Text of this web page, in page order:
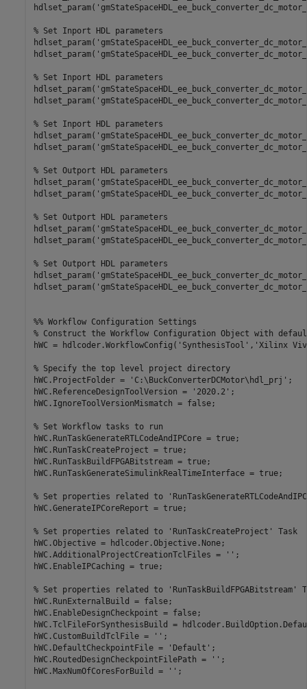
hdlset_param(
% Set Inport HDL parameters
hdlset_param(
hdlset_param(
% Set Inport HDL parameters
hdlset_param(
hdlset_param(
% Set Inport HDL parameters
hdlset_param(
hdlset_param(
% Set Outport HDL parameters
hdlset_param(
hdlset_param(
% Set Outport HDL parameters
hdlset_param(
hdlset_param(
% Set Outport HDL parameters
hdlset_param(
hdlset_param(
%% Workflow Configuration Settings
% Construct the Workflow Configuration Object with
hWC = hdlcoder.WorkflowConfig( 'SynthesisTool' , 'Xilinx
% Specify the top level project directory
hWC.ProjectFolder =
'C:\BuckConverterDCMotor\hdl_prj' ;
hWC.ReferenceDesignToolVersion =
'2020.2' ;
hWC.IgnoreToolVersionMismatch = false;
% Set Workflow tasks to run
hWC.RunTaskGenerateRTLCodeAndIPCore = true;
hWC.RunTaskCreateProject = true;
hWC.RunTaskBuildFPGABitstream = true;
hWC.RunTaskGenerateSimulinkRealTimeInterface = true;
% Set properties related to
hWC.GenerateIPCoreReport = true;
% Set properties related to 'RunTaskCreateProject' Task
hWC.Objective = hdlcoder.Objective.None;
hWC.AdditionalProjectCreationTclFiles =
'' ;
hWC.EnableIPCaching = true;
% Set properties related to 'RunTaskBuildFPGABitstream'
hWC.RunExternalBuild = false;
hWC.EnableDesignCheckpoint = false;
hWC.TclFileForSynthesisBuild =
hWC.CustomBuildTclFile =
'' ;
hWC.DefaultCheckpointFile =
'Default' ;
hWC.RoutedDesignCheckpointFilePath =
'' ;
hWC.MaxNumOfCoresForBuild =
'' ;